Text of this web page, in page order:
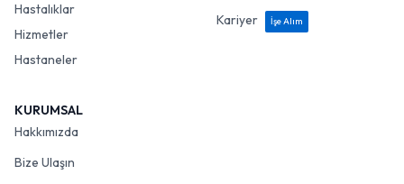
Hastalıklar
Hizmetler
Hastaneler
Kariyer
İşe Alım
KURUMSAL
Hakkımızda
Bize Ulaşın